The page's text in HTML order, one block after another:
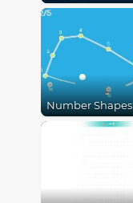
Number Shapes